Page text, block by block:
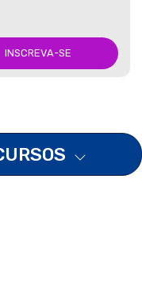
INSCREVA-SE